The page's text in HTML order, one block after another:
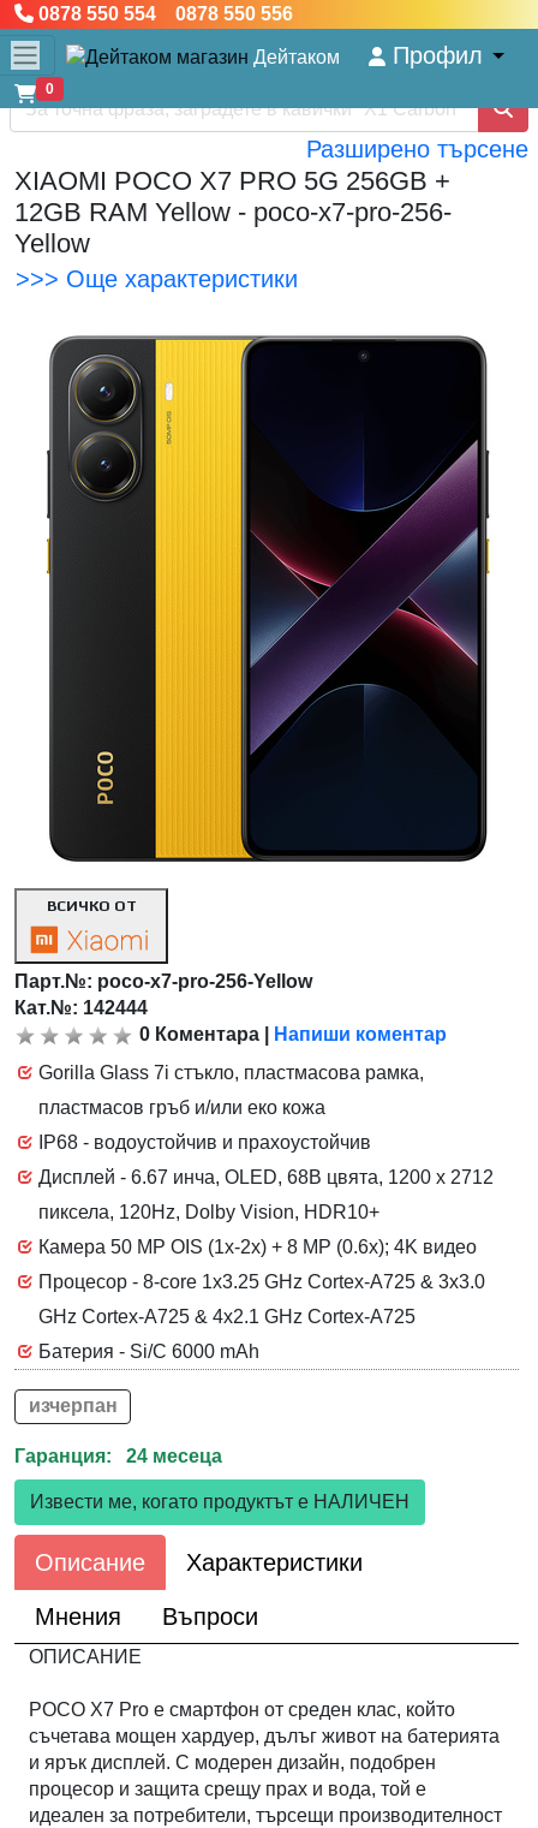
0878 550 554 0878 550 556
Дейтаком Профил
0
Разширено търсене
XIAOMI POCO X7 PRO 5G 256GB +
12GB RAM Yellow - poco-x7-pro-256-
Yellow
>>> Още характеристики
ВСИЧКО ОТ
Парт.№: poco-x7-pro-256-Yellow
Кат.№: 142444
0 Коментара
Напиши коментар
Gorilla Glass 7i стъкло, пластмасова рамка,
пластмасов гръб и/или еко кожа
IP68 - водоустойчив и прахоустойчив
Дисплей - 6.67 инча, OLED, 68B цвята, 1200 x 2712
пиксела, 120Hz, Dolby Vision, HDR10+
Камера 50 MP OIS (1x-2x) + 8 MP (0.6x); 4K видео
Процесор - 8-core 1x3.25 GHz Cortex-A725 & 3x3.0
GHz Cortex-A725 & 4x2.1 GHz Cortex-A725
Батерия - Si/C 6000 mAh
изчерпан
Гаранция: 24 месеца
Извести ме, когато продуктът е НАЛИЧЕН
Описание Характеристики
Мнения Въпроси
ОПИСАНИЕ
POCO X7 Pro е смартфон от среден клас, който
съчетава мощен хардуер, дълъг живот на батерията
и ярък дисплей. С модерен дизайн, подобрен
процесор и защита срещу прах и вода, той е
идеален за потребители, търсещи производителност